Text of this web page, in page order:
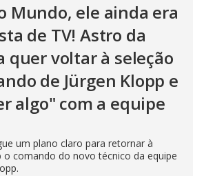
Mundo, ele ainda era
de TV! Astro da
quer voltar à seleção
de Jürgen Klopp e
algo" com a equipe
um plano claro para retornar à
o comando do novo técnico da equipe